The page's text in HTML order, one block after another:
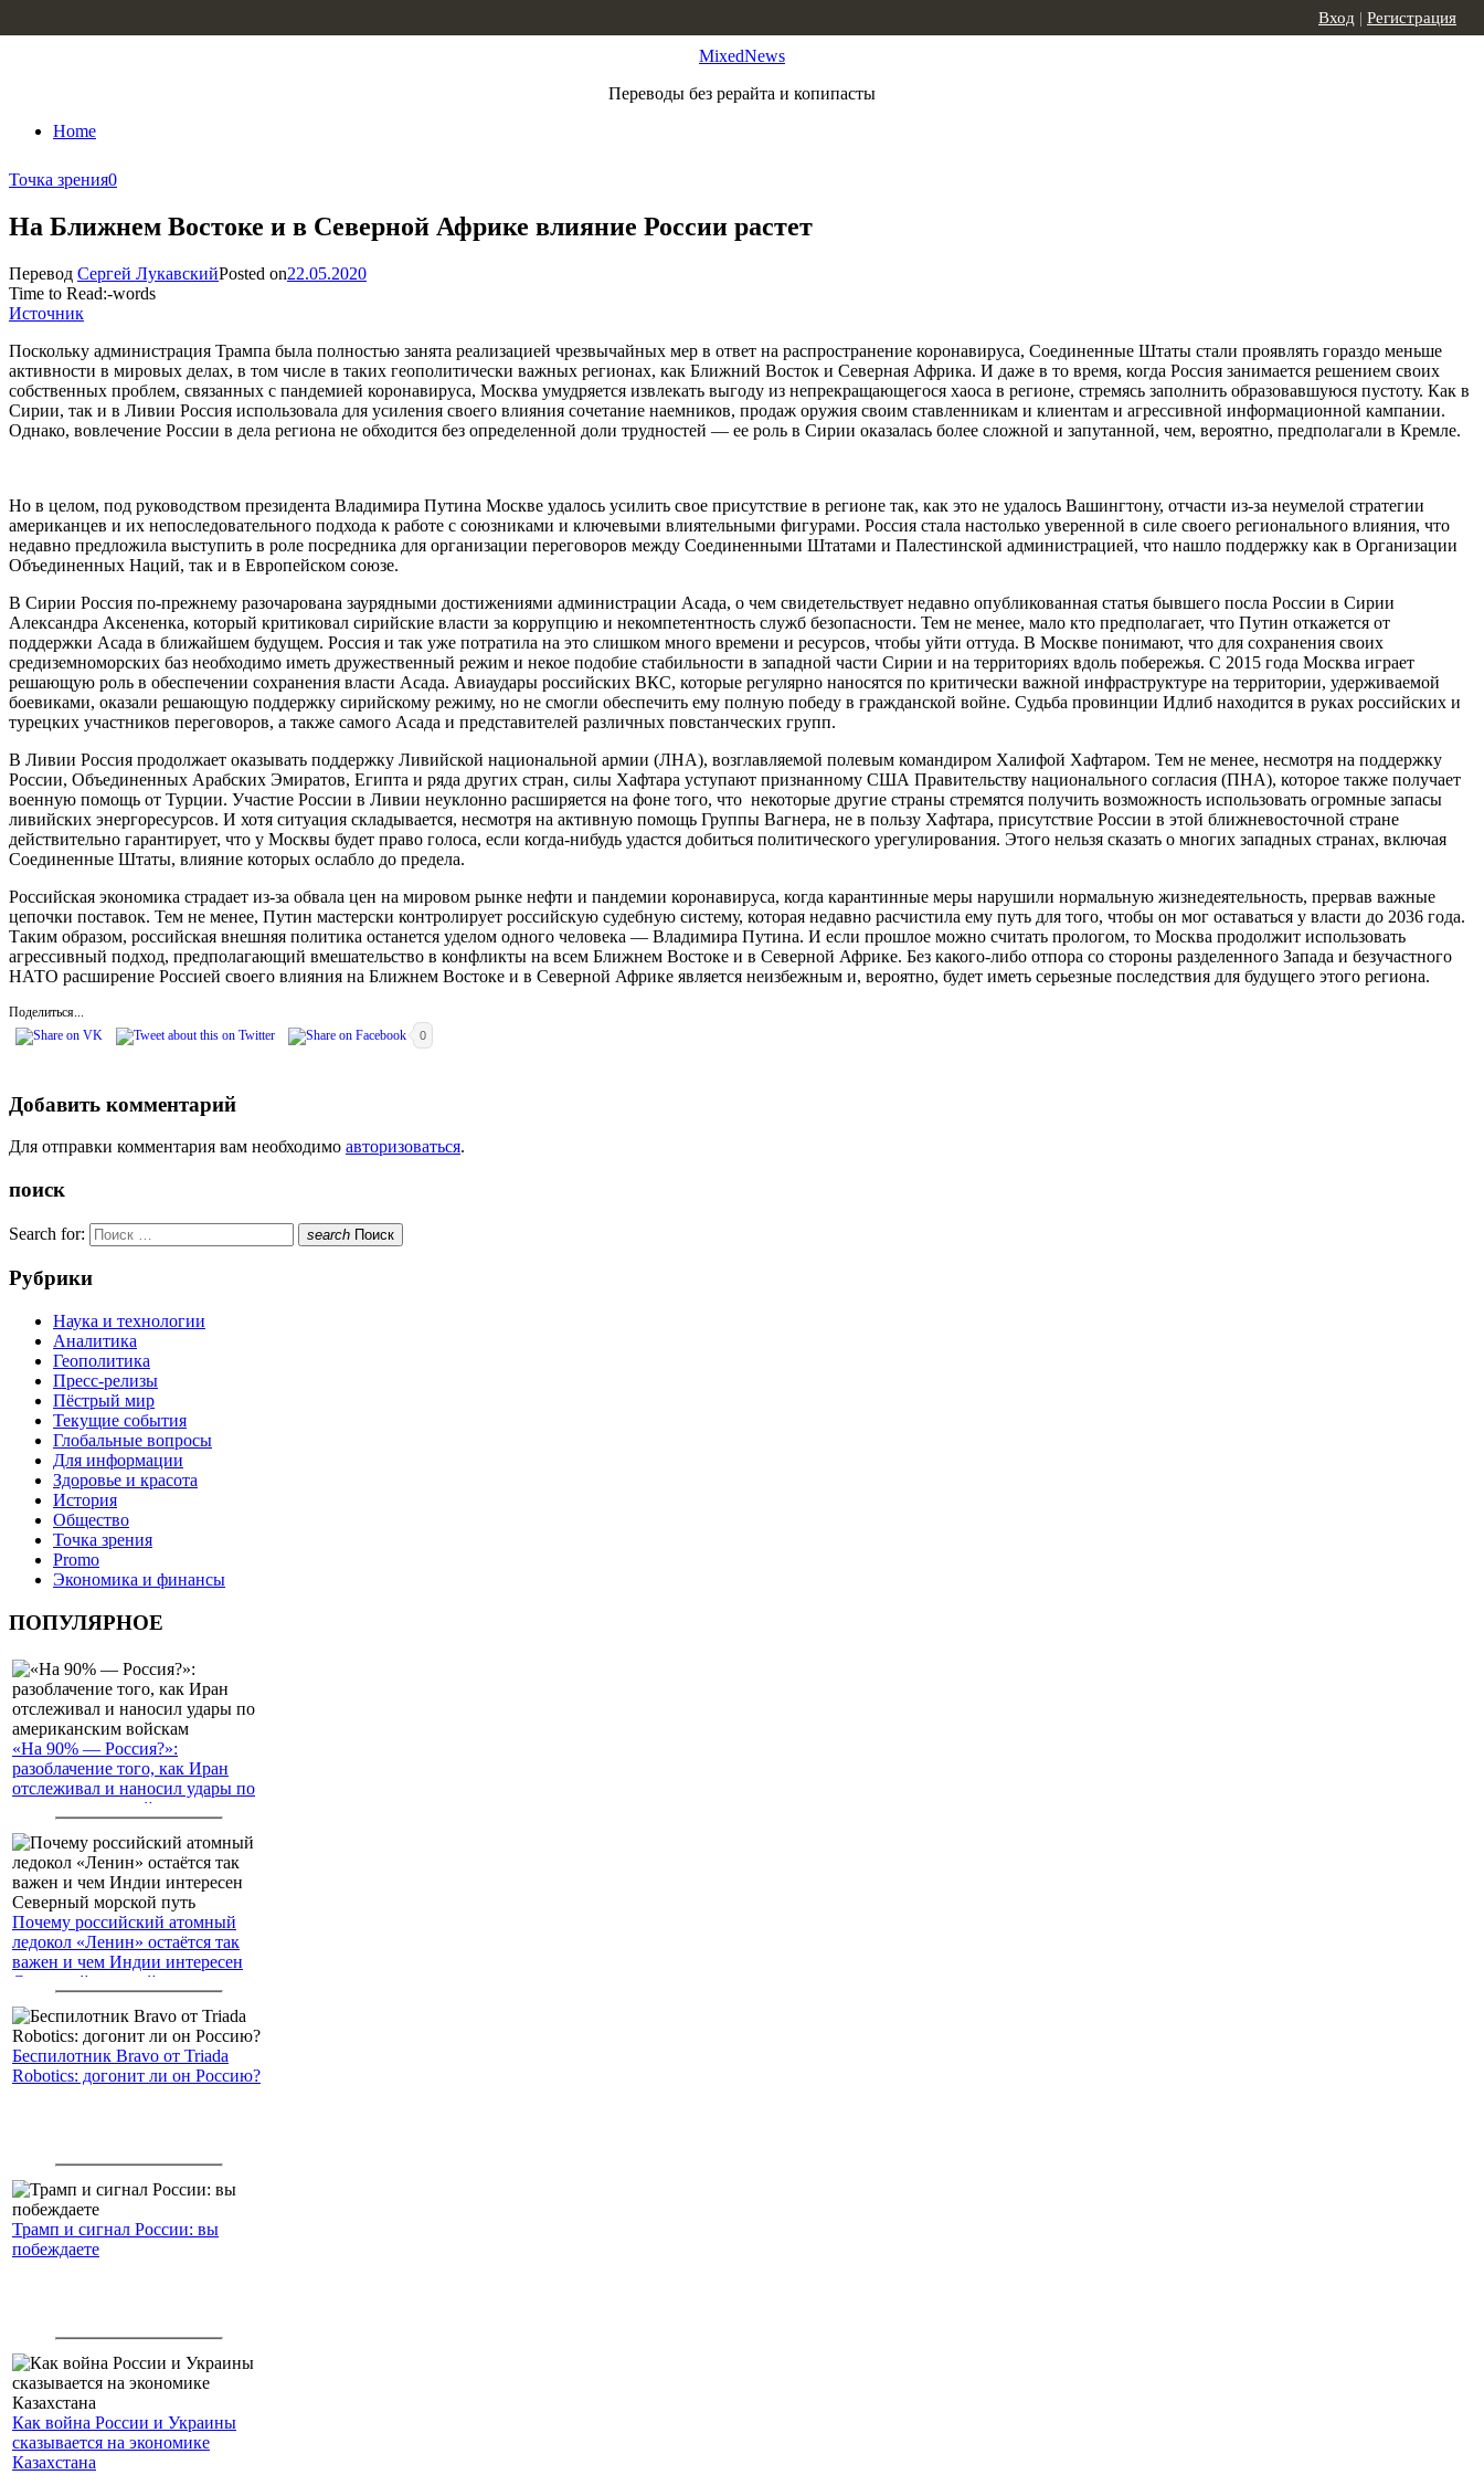
MixedNews
Переводы без рерайта и копипасты
Home
Вход | Регистрация
Точка зрения0
На Ближнем Востоке и в Северной Африке влияние России растет
Перевод Сергей ЛукавскийPosted on22.05.2020
Time to Read:-words
Источник
Поскольку администрация Трампа была полностью занята реализацией чрезвычайных мер в ответ на распространение коронавируса, Соединенные Штаты стали проявлять гораздо меньше
активности в мировых делах, в том числе в таких геополитически важных регионах, как Ближний Восток и Северная Африка. И даже в то время, когда Россия занимается решением своих
собственных проблем, связанных с пандемией коронавируса, Москва умудряется извлекать выгоду из непрекращающегося хаоса в регионе, стремясь заполнить образовавшуюся пустоту. Как в
Сирии, так и в Ливии Россия использовала для усиления своего влияния сочетание наемников, продаж оружия своим ставленникам и клиентам и агрессивной информационной кампании.
Однако, вовлечение России в дела региона не обходится без определенной доли трудностей — ее роль в Сирии оказалась более сложной и запутанной, чем, вероятно, предполагали в Кремле.
Но в целом, под руководством президента Владимира Путина Москве удалось усилить свое присутствие в регионе так, как это не удалось Вашингтону, отчасти из-за неумелой стратегии
американцев и их непоследовательного подхода к работе с союзниками и ключевыми влиятельными фигурами. Россия стала настолько уверенной в силе своего регионального влияния, что
недавно предложила выступить в роле посредника для организации переговоров между Соединенными Штатами и Палестинской администрацией, что нашло поддержку как в Организации
Объединенных Наций, так и в Европейском союзе.
В Сирии Россия по-прежнему разочарована заурядными достижениями администрации Асада, о чем свидетельствует недавно опубликованная статья бывшего посла России в Сирии
Александра Аксененка, который критиковал сирийские власти за коррупцию и некомпетентность служб безопасности. Тем не менее, мало кто предполагает, что Путин откажется от
поддержки Асада в ближайшем будущем. Россия и так уже потратила на это слишком много времени и ресурсов, чтобы уйти оттуда. В Москве понимают, что для сохранения своих
средиземноморских баз необходимо иметь дружественный режим и некое подобие стабильности в западной части Сирии и на территориях вдоль побережья. С 2015 года Москва играет
решающую роль в обеспечении сохранения власти Асада. Авиаудары российских ВКС, которые регулярно наносятся по критически важной инфраструктуре на территории, удерживаемой
боевиками, оказали решающую поддержку сирийскому режиму, но не смогли обеспечить ему полную победу в гражданской войне. Судьба провинции Идлиб находится в руках российских и
турецких участников переговоров, а также самого Асада и представителей различных повстанческих групп.
В Ливии Россия продолжает оказывать поддержку Ливийской национальной армии (ЛНА), возглавляемой полевым командиром Халифой Хафтаром. Тем не менее, несмотря на поддержку
России, Объединенных Арабских Эмиратов, Египта и ряда других стран, силы Хафтара уступают признанному США Правительству национального согласия (ПНА), которое также получает
военную помощь от Турции. Участие России в Ливии неуклонно расширяется на фоне того, что некоторые другие страны стремятся получить возможность использовать огромные запасы
ливийских энергоресурсов. И хотя ситуация складывается, несмотря на активную помощь Группы Вагнера, не в пользу Хафтара, присутствие России в этой ближневосточной стране
действительно гарантирует, что у Москвы будет право голоса, если когда-нибудь удастся добиться политического урегулирования. Этого нельзя сказать о многих западных странах, включая
Соединенные Штаты, влияние которых ослабло до предела.
Российская экономика страдает из-за обвала цен на мировом рынке нефти и пандемии коронавируса, когда карантинные меры нарушили нормальную жизнедеятельность, прервав важные
цепочки поставок. Тем не менее, Путин мастерски контролирует российскую судебную систему, которая недавно расчистила ему путь для того, чтобы он мог оставаться у власти до 2036 года.
Таким образом, российская внешняя политика останется уделом одного человека — Владимира Путина. И если прошлое можно считать прологом, то Москва продолжит использовать
агрессивный подход, предполагающий вмешательство в конфликты на всем Ближнем Востоке и в Северной Африке. Без какого-либо отпора со стороны разделенного Запада и безучастного
НАТО расширение Россией своего влияния на Ближнем Востоке и в Северной Африке является неизбежным и, вероятно, будет иметь серьезные последствия для будущего этого региона.
Поделиться...
0
Добавить комментарий
Для отправки комментария вам необходимо авторизоваться.
поиск
Search for: search Поиск
Рубрики
Наука и технологии
Аналитика
Геополитика
Пресс-релизы
Пёстрый мир
Текущие события
Глобальные вопросы
Для информации
Здоровье и красота
История
Общество
Точка зрения
Promo
Экономика и финансы
ПОПУЛЯРНОЕ
«На 90% — Россия?»:
разоблачение того, как Иран
отслеживал и наносил удары по
американским войскам
Почему российский атомный
ледокол «Ленин» остаётся так
важен и чем Индии интересен
Северный морской путь
Беспилотник Bravo от Triada
Robotics: догонит ли он Россию?
Трамп и сигнал России: вы
побеждаете
Как война России и Украины
сказывается на экономике
Казахстана